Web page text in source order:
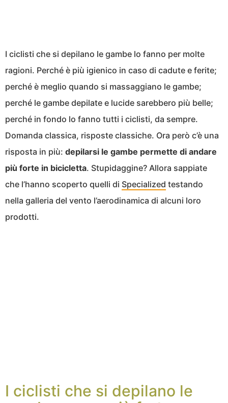
I ciclisti che si depilano le gambe lo fanno per molte
ragioni. Perché è più igienico in caso di cadute e ferite;
perché è meglio quando si massaggiano le gambe;
perché le gambe depilate e lucide sarebbero più belle;
perché in fondo lo fanno tutti i ciclisti, da sempre.
Domanda classica, risposte classiche. Ora però c’è una
risposta in più: depilarsi le gambe permette di andare
più forte in bicicletta. Stupidaggine? Allora sappiate
che l’hanno scoperto quelli di Specialized testando
nella galleria del vento l’aerodinamica di alcuni loro
prodotti.
I ciclisti che si depilano le